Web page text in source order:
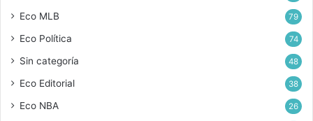
Eco MLB 79
Eco Política 74
Sin categoría 48
Eco Editorial 38
Eco NBA 26